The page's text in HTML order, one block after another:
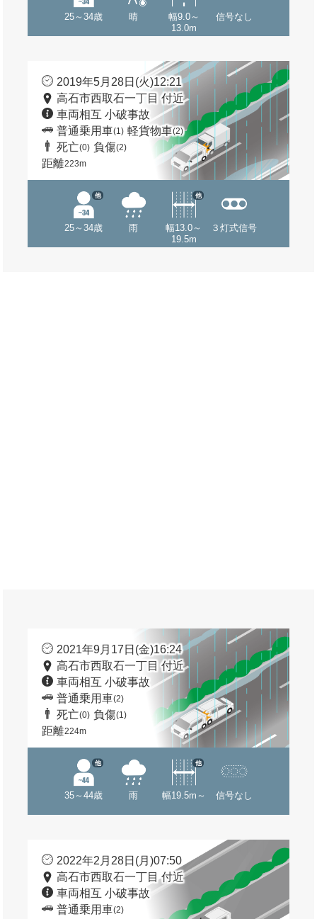
25～34歳 晴
幅9.0～
13.0m
信号なし
2019年5月28日(火)12:21
高石市西取石一丁目 付近
車両相互 小破事故
普通乗用車(1) 軽貨物車(2)
死亡(0) 負傷(2)
距離223m
25～34歳
他
雨
幅13.0～
19.5m
他
３灯式信号
2021年9月17日(金)16:24
高石市西取石一丁目 付近
車両相互 小破事故
普通乗用車(2)
死亡(0) 負傷(1)
距離224m
35～44歳
他
雨 幅19.5m～
他
信号なし
2022年2月28日(月)07:50
高石市西取石一丁目 付近
車両相互 小破事故
普通乗用車(2)